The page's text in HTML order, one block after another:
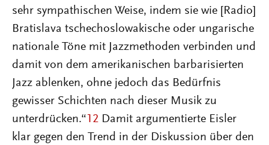
sehr sympathischen Weise, indem sie wie [Radio]
Bratislava tschechoslowakische oder ungarische
nationale Töne mit Jazzmethoden verbinden und
damit von dem amerikanischen barbarisierten
Jazz ablenken, ohne jedoch das Bedürfnis
gewisser Schichten nach dieser Musik zu
unterdrücken.“ 12 Damit argumentierte Eisler
klar gegen den Trend in der Diskussion über den